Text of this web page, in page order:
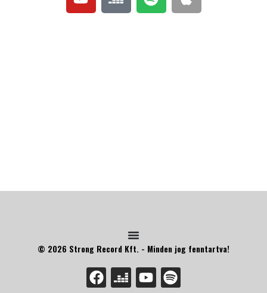
© 2026 Strong Record Kft. - Minden jog fenntartva!